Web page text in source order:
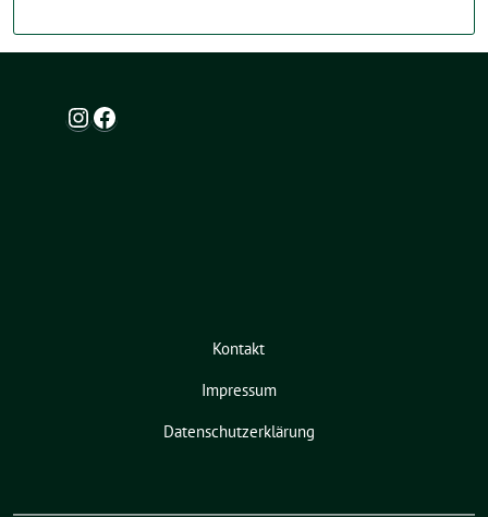
Instagram
Facebook
Kontakt
Impressum
Datenschutzerklärung